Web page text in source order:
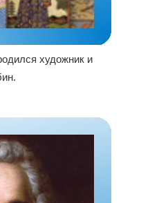
художник и